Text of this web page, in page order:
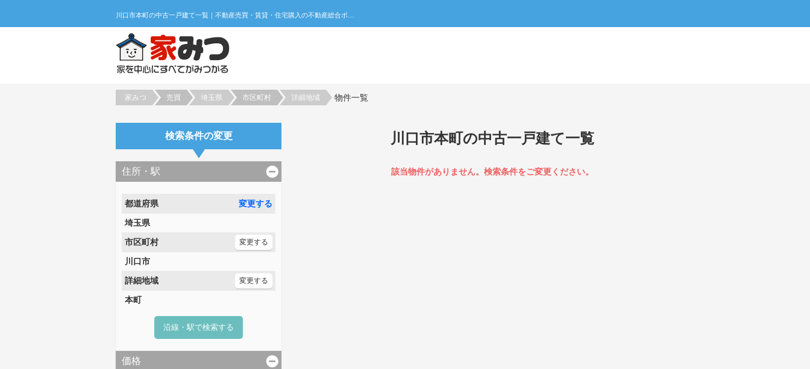
家みつ 売買 埼玉県 市区町村 詳細地域 物件一覧
検索条件の変更
住所・駅
都道府県
変更する
埼玉県
市区町村
変更する
川口市
詳細地域
変更する
本町
沿線・駅で検索する
価格
川口市本町の中古一戸建て一覧
該当物件がありません。検索条件をご変更ください。